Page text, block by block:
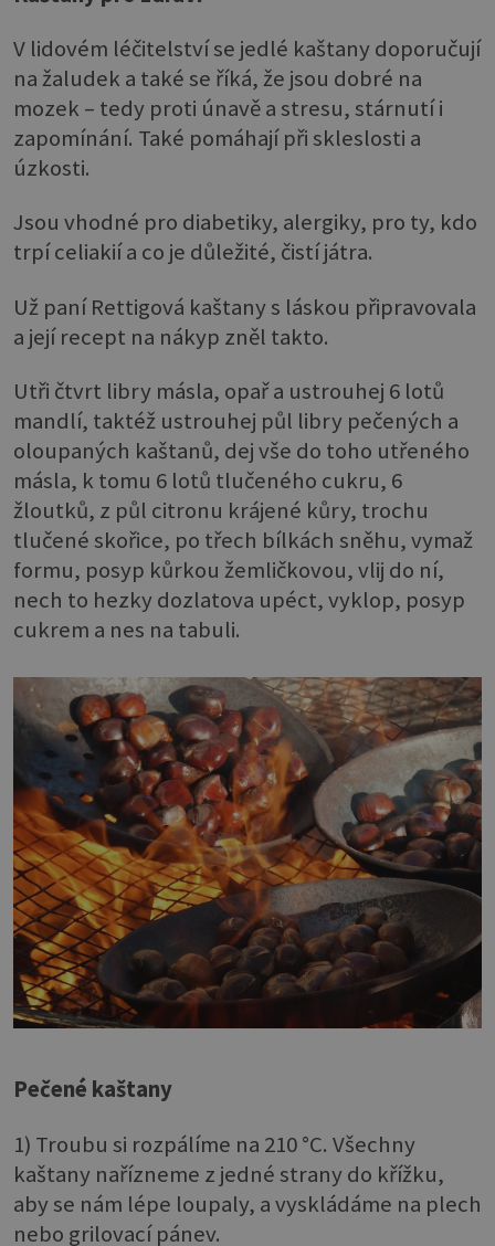
V lidovém léčitelství se jedlé kaštany doporučují
na žaludek a také se říká, že jsou dobré na
mozek – tedy proti únavě a stresu, stárnutí i
zapomínání. Také pomáhají při skleslosti a
úzkosti.
Jsou vhodné pro diabetiky, alergiky, pro ty, kdo
trpí celiakií a co je důležité, čistí játra.
Už paní Rettigová kaštany s láskou připravovala
a její recept na nákyp zněl takto.
Utři čtvrt libry másla, opař a ustrouhej 6 lotů
mandlí, taktéž ustrouhej půl libry pečených a
oloupaných kaštanů, dej vše do toho utřeného
másla, k tomu 6 lotů tlučeného cukru, 6
žloutků, z půl citronu krájené kůry, trochu
tlučené skořice, po třech bílkách sněhu, vymaž
formu, posyp kůrkou žemličkovou, vlij do ní,
nech to hezky dozlatova upéct, vyklop, posyp
cukrem a nes na tabuli.
Pečené kaštany
1) Troubu si rozpálíme na 210 °C. Všechny
kaštany nařízneme z jedné strany do křížku,
aby se nám lépe loupaly, a vyskládáme na plech
nebo grilovací pánev.